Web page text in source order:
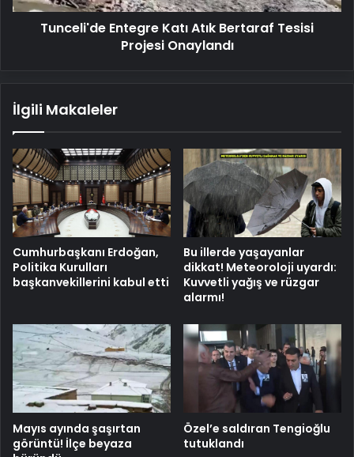
Tunceli'de Entegre Katı Atık Bertaraf Tesisi
Projesi Onaylandı
İlgili Makaleler
Cumhurbaşkanı Erdoğan,
Politika Kurulları
başkanvekillerini kabul etti
Bu illerde yaşayanlar
dikkat! Meteoroloji uyardı:
Kuvvetli yağış ve rüzgar
alarmı!
Mayıs ayında şaşırtan
görüntü! İlçe beyaza
Özel’e saldıran Tengioğlu
tutuklandı